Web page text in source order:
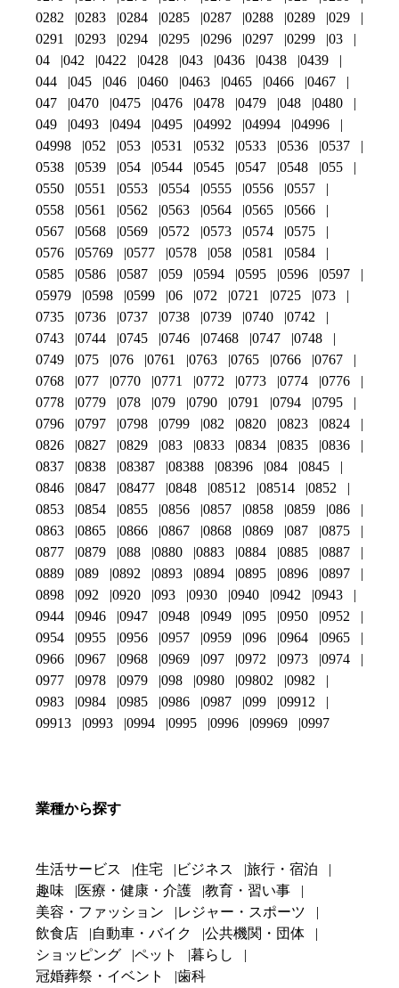
0282
0283 0284 0285 0287 0288 0289
029
0291
0293 0294 0295 0296 0297 0299
03
04
042 0422 0428 043 0436 0438
0439
044
045 046 0460 0463 0465 0466
0467
047
0470 0475 0476 0478 0479 048
0480
049
0493 0494 0495 04992 04994
04996
04998
052 053 0531 0532 0533 0536
0537
0538
0539 054 0544 0545 0547 0548
055
0550
0551 0553 0554 0555 0556
0557
0558
0561 0562 0563 0564 0565
0566
0567
0568 0569 0572 0573 0574
0575
0576
05769 0577 0578 058 0581
0584
0585
0586 0587 059 0594 0595 0596
0597
05979
0598 0599 06 072 0721 0725
073
0735
0736 0737 0738 0739 0740
0742
0743
0744 0745 0746 07468 0747
0748
0749
075 076 0761 0763 0765 0766
0767
0768
077 0770 0771 0772 0773 0774
0776
0778
0779 078 079 0790 0791 0794
0795
0796
0797 0798 0799 082 0820 0823
0824
0826
0827 0829 083 0833 0834 0835
0836
0837
0838 08387 08388 08396 084
0845
0846
0847 08477 0848 08512 08514
0852
0853
0854 0855 0856 0857 0858 0859
086
0863
0865 0866 0867 0868 0869 087
0875
0877
0879 088 0880 0883 0884 0885
0887
0889
089 0892 0893 0894 0895 0896
0897
0898
092 0920 093 0930 0940 0942
0943
0944
0946 0947 0948 0949 095 0950
0952
0954
0955 0956 0957 0959 096 0964
0965
0966
0967 0968 0969 097 0972 0973
0974
0977
0978 0979 098 0980 09802
0982
0983
0984 0985 0986 0987 099
09912
09913
0993 0994 0995 0996 09969 0997
業種から探す
生活サービス 住宅 ビジネス
旅行・宿泊
趣味
医療・健康・介護
教育・習い事
美容・ファッション
レジャー・スポーツ
飲食店
自動車・バイク
公共機関・団体
ショッピング
ペット
暮らし
冠婚葬祭・イベント
歯科